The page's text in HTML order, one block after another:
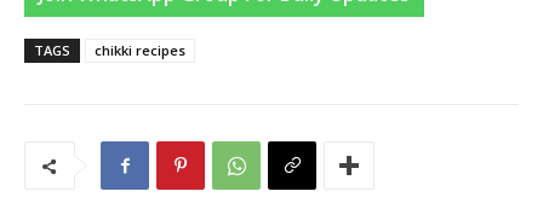
TAGS chikki recipes